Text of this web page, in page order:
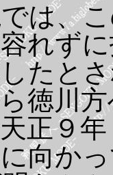
は、
れず
たと
徳川
正９
向か